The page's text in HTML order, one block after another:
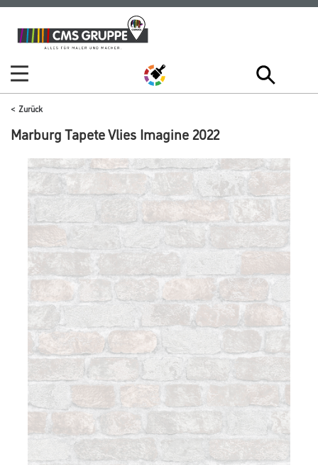
Zum
Inhalt
Zum
Navigationsmenü
Zurück
Marburg Tapete Vlies Imagine 2022